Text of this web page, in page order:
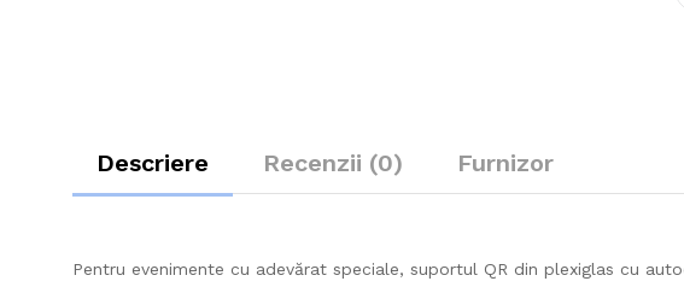
Descriere Recenzii (0) Furnizor
Pentru evenimente cu adevărat speciale, suportul QR din plexiglas cu